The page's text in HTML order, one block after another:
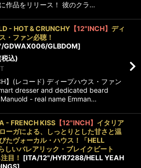
作品をリリース！ 彼のクラ…
- HOT & CRUNCHY 【12"INCH】 ディ
・ファン必聴！
GDWAX006/GLBDOM]
税込)
】(レコード) ディープハウス・ファン
dresser and dedicated beard
- real name Emman…
- FRENCH KISS 【12"INCH】 イタリア
ーガによる、しっとりとした甘さと温
たヴォーカル・ハウス！「HELL
しいバレアリック・ブレイクビート
目！ [ITA/12"/HYR7288/HELL YEAH
]